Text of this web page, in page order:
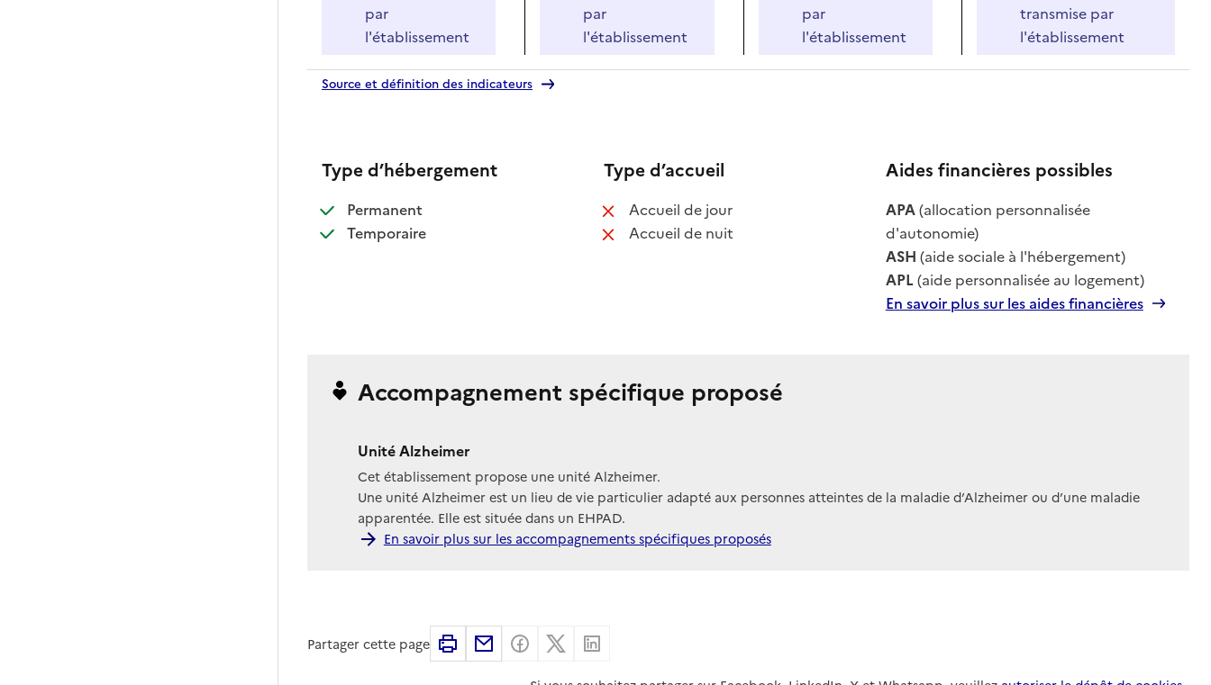
par
l'établissement
par
l'établissement
par
l'établissement
transmise par
l'établissement
Source et définition des indicateurs
Type d’hébergement
Permanent: disponible
Temporaire: disponible
Type d’accueil
Accueil de jour: non disponible
Accueil de nuit: non disponible
Aides financières possibles
APA(allocation personnalisée
d'autonomie)
ASH (aide sociale à l'hébergement)
APL(aide personnalisée au logement)
En savoir plus sur les aides financières
Accompagnement spécifique proposé
Unité Alzheimer
Cet établissement propose une unité Alzheimer.
Une unité Alzheimer est un lieu de vie particulier adapté aux personnes atteintes de la maladie d’Alzheimer ou d’une maladie
apparentée. Elle est située dans un EHPAD.
En savoir plus sur les accompagnements spécifiques proposés
Partager cette page ImprimerPartager par email
Partager sur Facebook
Partager sur X